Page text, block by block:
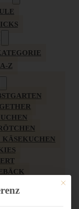
Z
KÄSEKUCHEN
Mit